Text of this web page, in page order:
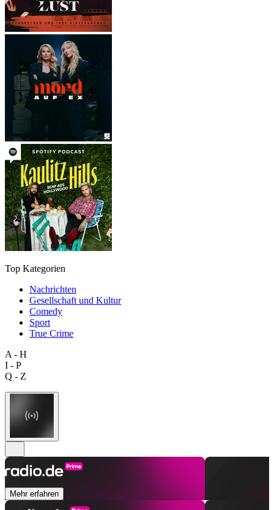
Top Kategorien
Nachrichten
Gesellschaft und Kultur
Comedy
Sport
True Crime
A - H
I - P
Q - Z
Mehr erfahren